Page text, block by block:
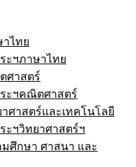
าไทย
ะฯภาษาไทย
ศาสตร์
ะฯคณิตศาสตร์
ศาสตร์และเทคโนโลยี
ะฯวิทยาศาสตร์ฯ
มศึกษา ศาสนา และ